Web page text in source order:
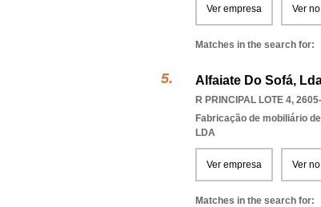
Ver empresa Ver
Matches in the search for:
Alfaiate Do Sofá,
R PRINCIPAL LOTE 4,
Fabricação de mobiliário
LDA
Ver empresa Ver
Matches in the search for: